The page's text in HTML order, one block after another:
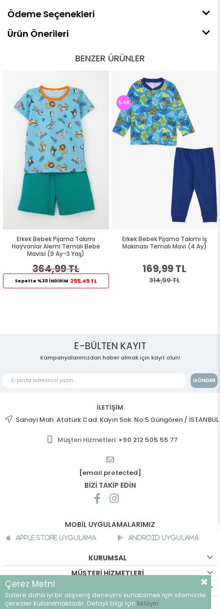
Ödeme Seçenekleri
Ürün Önerileri
BENZER ÜRÜNLER
Erkek Bebek Pijama Takımı
Hayvanlar Alemi Temalı Bebe
Mavisi (9 Ay-3 Yaş)
364,99 TL
Sepette %30 İNDİRİM 255,49 TL
Erkek Bebek Pijama Takımı İş
Makinası Temalı Mavi (4 Ay)
169,99 TL
314,99 TL
%46
E-BÜLTEN KAYIT
Kampanyalarımızdan haber almak için kayıt olun!
GÖNDER
İLETİŞİM
Sanayi Mah. Atatürk Cad. Kayın Sok. No:5 Güngören / İSTANBUL
Müşteri Hizmetleri: +90 212 505 55 77
[email protected]
BİZİ TAKİP EDİN
MOBİL UYGULAMALARIMIZ
Apple Store Uygulama Android Uygulama
KURUMSAL
MÜŞTERİ HİZMETLERİ
©breeze.com.tr - Tüm hakları saklıdır.
Çerez Metni
Sizlere daha iyi bir alışveriş deneyimi sunabilmek için sitemizde
çerezler kullanılmaktadır. Detaylı bilgi için tıklayın